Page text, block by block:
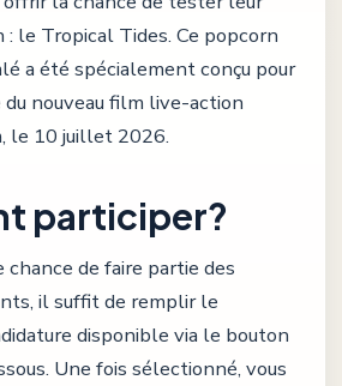
le Tropical Tides. Ce popcorn
a été spécialement conçu pour
nouveau film live-action
le 10 juillet 2026.
participer?
de faire partie des
il suffit de remplir le
disponible via le bouton
Une fois sélectionné, vous